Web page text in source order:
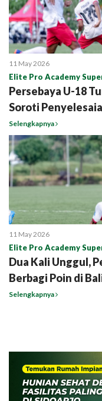
11 May 2026
Elite Pro Academy
Persebaya U-18
Soroti
Selengkapnya
11 May 2026
Elite Pro Academy
Dua Kali Unggul,
Berbagi Poin di
Selengkapnya